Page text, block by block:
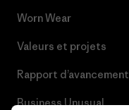
Worn Wear
Valeurs et projets
Rapport d’avancement
Business Unusual